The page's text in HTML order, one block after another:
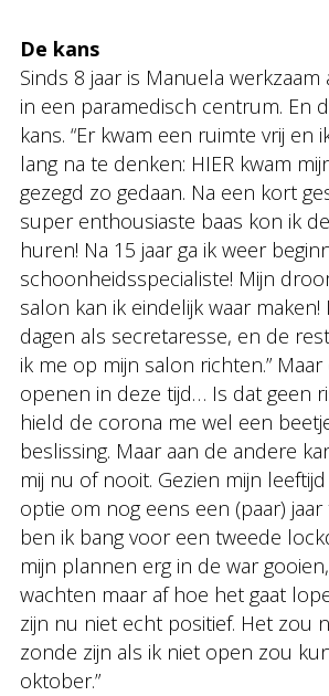
De kans
Sinds 8 jaar is Manuela
in een paramedisch centrum. En
kans. “Er kwam een ruimte vrij en
lang na te denken: HIER kwam
gezegd zo gedaan. Na een kort
super enthousiaste baas kon ik
huren! Na 15 jaar ga ik weer
schoonheidsspecialiste! Mijn
salon kan ik eindelijk waar maken!
dagen als secretaresse, en de
ik me op mijn salon richten.”
openen in deze tijd… Is dat geen
hield de corona me wel een
beslissing. Maar aan de andere
mij nu of nooit. Gezien mijn
optie om nog eens een (paar) jaar
ben ik bang voor een tweede
mijn plannen erg in de war
wachten maar af hoe het gaat
zijn nu niet echt positief. Het zou
zonde zijn als ik niet open zou
oktober.”